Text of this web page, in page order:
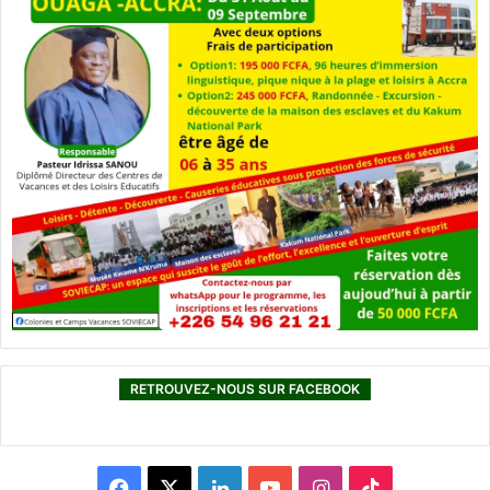
RETROUVEZ-NOUS SUR FACEBOOK